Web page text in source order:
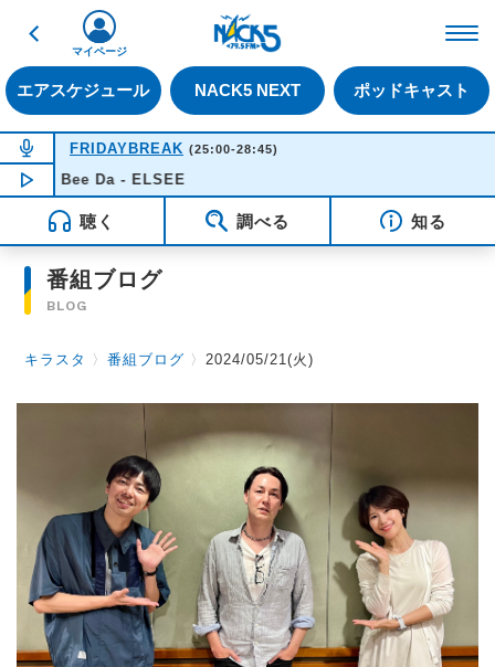
戻る
エアスケジュール NACK5 NEXT ポッドキャスト
マイページ
NOW ON AIR
FRIDAYBREAK (25:00-28:45)
NOW PLAYING04:23
Bee Da - ELSEE
聴く 調べる 知る
番組ブログ
BLOG
キラスタ 〉番組ブログ 〉2024/05/21(火)